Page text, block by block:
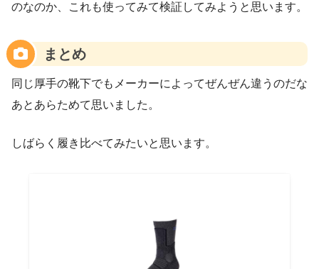
のなのか、これも使ってみて検証してみようと思います。
まとめ
同じ厚手の靴下でもメーカーによってぜんぜん違うのだな
あとあらためて思いました。
しばらく履き比べてみたいと思います。